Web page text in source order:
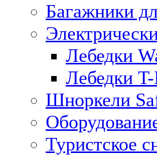
Багажники
Лебедки
Лебедки
Шноркели
Туристское